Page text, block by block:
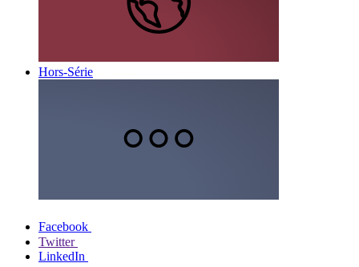
Hors-Série
Facebook
Twitter
LinkedIn